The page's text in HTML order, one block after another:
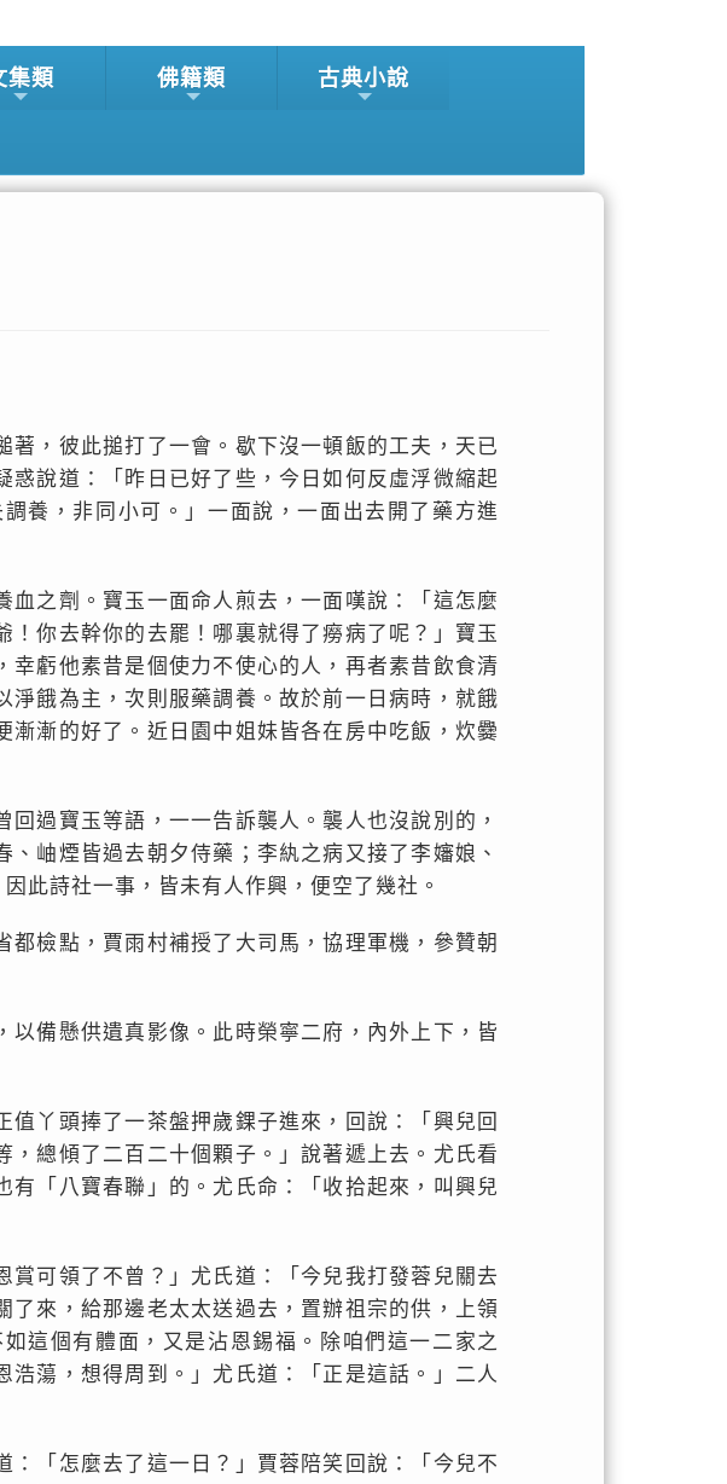
集類 佛籍類 古典小說
，彼此搥打了一會。歇下沒一頓飯的工夫，天已
說道：「昨日已好了些，今日如何反虛浮微縮起
養，非同小可。」一面說，一面出去開了藥方進
之劑。寶玉一面命人煎去，一面嘆說：「這怎麼
你去幹你的去罷！哪裏就得了癆病了呢？」寶玉
虧他素昔是個使力不使心的人，再者素昔飲食清
餓為主，次則服藥調養。故於前一日病時，就餓
漸漸的好了。近日園中姐妹皆各在房中吃飯，炊爨
過寶玉等語，一一告訴襲人。襲人也沒說別的，
岫煙皆過去朝夕侍藥；李紈之病又接了李嬸娘、
此詩社一事，皆未有人作興，便空了幾社。
檢點，賈雨村補授了大司馬，協理軍機，參贊朝
備懸供遺真影像。此時榮寧二府，內外上下，皆
丫頭捧了一茶盤押歲錁子進來，回說：「興兒回
總傾了二百二十個顆子。」說著遞上去。尤氏看
有「八寶春聯」的。尤氏命：「收拾起來，叫興兒
可領了不曾？」尤氏道：「今兒我打發蓉兒關去
了來，給那邊老太太送過去，置辦祖宗的供，上領
這個有體面，又是沾恩錫福。除咱們這一二家之
蕩，想得周到。」尤氏道：「正是這話。」二人
「怎麼去了這一日？」賈蓉陪笑回說：「今兒不